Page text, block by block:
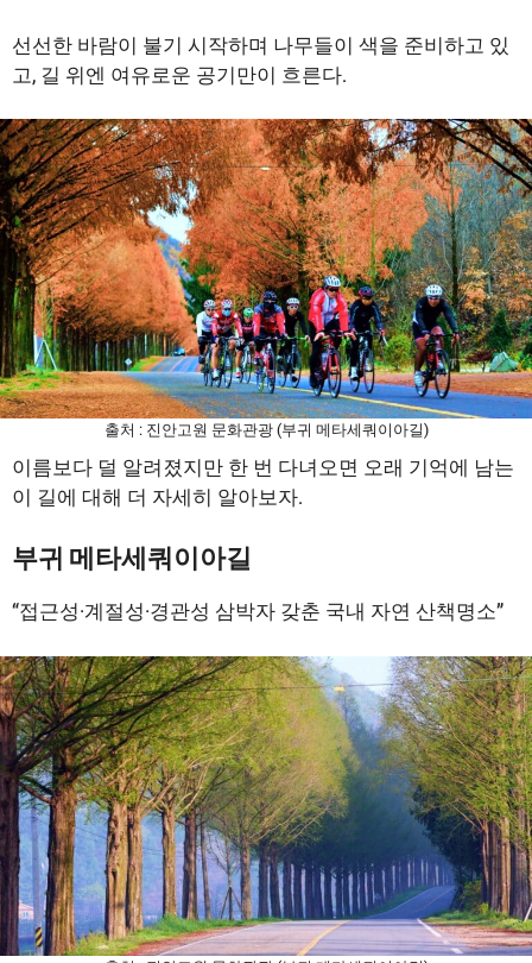
선선한 바람이 불기 시작하며 나무들이 색을 준비하고 있
고, 길 위엔 여유로운 공기만이 흐른다.
출처 : 진안고원 문화관광 (부귀 메타세쿼이아길)
이름보다 덜 알려졌지만 한 번 다녀오면 오래 기억에 남는
이 길에 대해 더 자세히 알아보자.
부귀 메타세쿼이아길
“접근성·계절성·경관성 삼박자 갖춘 국내 자연 산책명소”